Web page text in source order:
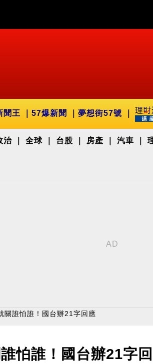
聞王 57爆新聞 夢想街57號
治 全球 台股 房產 汽車
關誰怕誰！國台辦21字回應
怕誰！國台辦21字